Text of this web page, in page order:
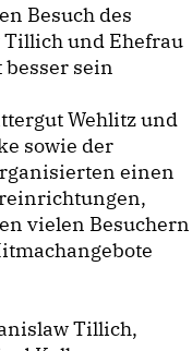
Besuch des
und Ehefrau
sein
Wehlitz und
sowie der
einen
vielen Besuchern
Tillich,